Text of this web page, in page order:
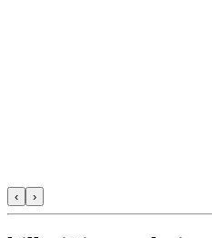
‹ ›